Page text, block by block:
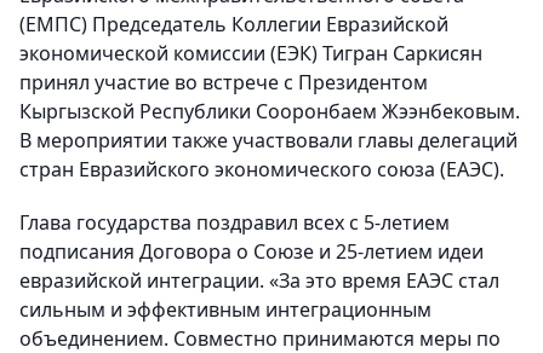
(ЕМПС) Председатель Коллегии Евразийской
экономической комиссии (ЕЭК) Тигран Саркисян
принял участие во встрече с Президентом
Кыргызской Республики Сооронбаем Жээнбековым.
В мероприятии также участвовали главы делегаций
стран Евразийского экономического союза (ЕАЭС).
Глава государства поздравил всех с 5-летием
подписания Договора о Союзе и 25-летием идеи
евразийской интеграции. «За это время ЕАЭС стал
сильным и эффективным интеграционным
объединением. Совместно принимаются меры по